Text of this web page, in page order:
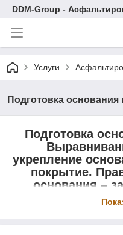
DDM-Group -
Услуги
Подготовка
Подготовка
укрепление
покрытие.
основания –